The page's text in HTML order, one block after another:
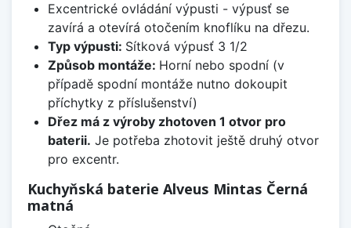
Excentrické ovládání výpusti - výpusť se
zavírá a otevírá otočením knoflíku na dřezu.
Typ výpusti: Sítková výpusť 3 1/2
Způsob montáže: Horní nebo spodní (v
případě spodní montáže nutno dokoupit
příchytky z příslušenství)
Dřez má z výroby zhotoven 1 otvor pro
baterii. Je potřeba zhotovit ještě druhý otvor
pro excentr.
Kuchyňská baterie Alveus Mintas Černá
matná